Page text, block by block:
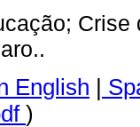
Crise
English |
)